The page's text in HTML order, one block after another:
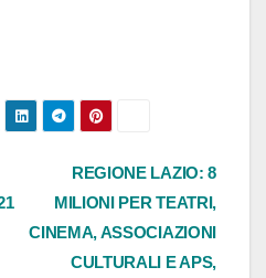
REGIONE LAZIO: 8
MILIONI PER TEATRI,
CINEMA, ASSOCIAZIONI
CULTURALI E APS,